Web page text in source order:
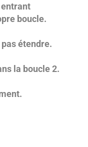
boucle.
étendre.
la boucle 2.